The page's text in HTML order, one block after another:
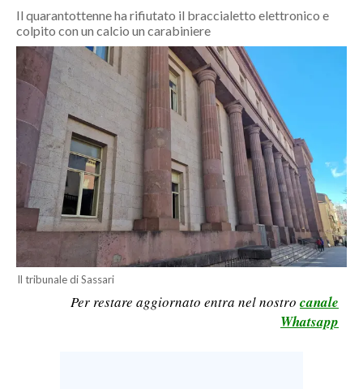
POLITICA
ECONOMIA
SERVIZI ALLE IMPRESE
LAVORO
BANDI
SPORT IN SARDEGNA
SPORT
RISULTATI E CLASSIFICHE
CALCIO
CALCIO REGIONALE
Il quarantottenne ha rifiutato il braccialetto elettronico e
colpito con un calcio un carabiniere
Il tribunale di Sassari
Per restare aggiornato entra nel nostro canale
Whatsapp